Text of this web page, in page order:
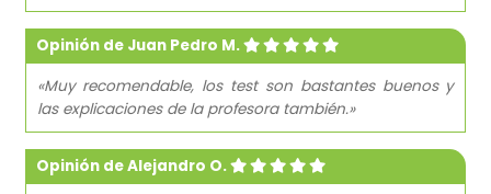
Opinión de Juan Pedro M.
«Muy recomendable, los test son bastantes buenos y
las explicaciones de la profesora también.»
Opinión de Alejandro O.